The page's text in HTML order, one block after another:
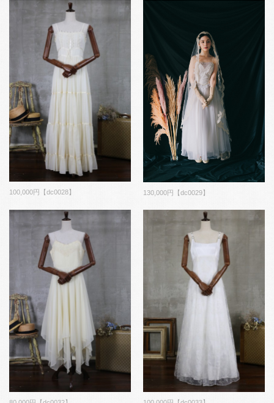
100,000円【dc0028】 130,000円【dc0029】